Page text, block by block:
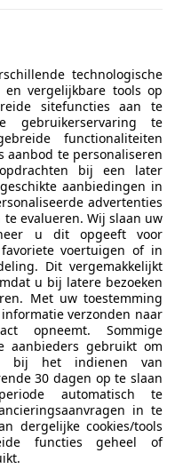
bescheiden
zeer beperkt. Daar
vindt, de prijs ervan
uitzondering is een
maar die heeft dan
Een vergelijkbare
euro opbrengen. Je
km behoorlijk wat meer
duidelijkAziatische
stijl. De tweede
potentiële klanten
in het design. De auto
stijlkenmerken.
wasGiorgetto Giugiaro
namen op gebied
facelift, waarbij voor-
werden getekend.
ItalDesign was alles in
technologische
en vergelijkbare tools op
sitefuncties aan te
gebruikerservaring te
functionaliteiten
aanbod te personaliseren
bij een later
aanbiedingen in
advertenties
evalueren. Wij slaan uw
u dit opgeeft voor
voertuigen of in
Dit vergemakkelijkt
u bij latere bezoeken
Met uw toestemming
verzonden naar
opneemt. Sommige
aanbieders gebruikt om
bij het indienen van
30 dagen op te slaan
automatisch te
in te
dergelijke cookies/tools
functies geheel of